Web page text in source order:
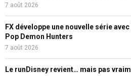
7 août 2026
FX développe une nouvelle série
Pop Demon Hunters
7 août 2026
Le runDisney revient… mais pas